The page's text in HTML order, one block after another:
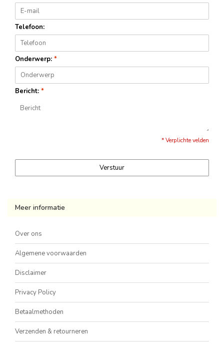
Telefoon:
Onderwerp: *
Bericht: *
* Verplichte velden
Verstuur
Meer informatie
Over ons
Algemene voorwaarden
Disclaimer
Privacy Policy
Betaalmethoden
Verzenden & retourneren